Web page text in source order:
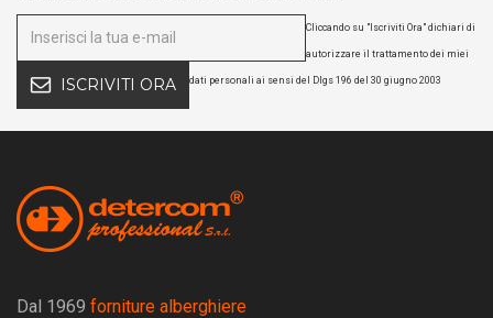
ISCRIVITI ORA
Cliccando su "Iscriviti Ora" dichiari di
autorizzare il trattamento dei miei
dati personali ai sensi del Dlgs 196 del 30 giugno 2003
Dal 1969 forniture alberghiere